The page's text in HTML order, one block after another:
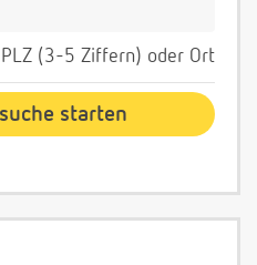
PLZ (3-5 Ziffern) oder Ort